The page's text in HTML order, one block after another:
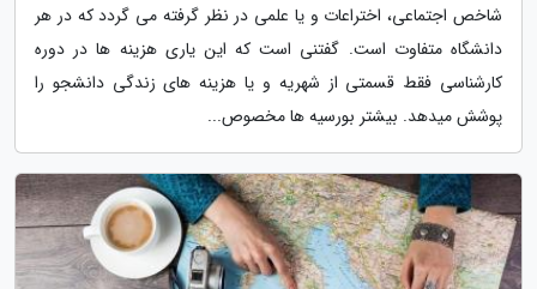
شاخص اجتماعی، اختراعات و یا علمی در نظر گرفته می گردد که در هر
دانشگاه متفاوت است. گفتنی است که این یاری هزینه ها در دوره
کارشناسی فقط قسمتی از شهریه و یا هزینه های زندگی دانشجو را
پوشش میدهد. بیشتر بورسیه ها مخصوص...